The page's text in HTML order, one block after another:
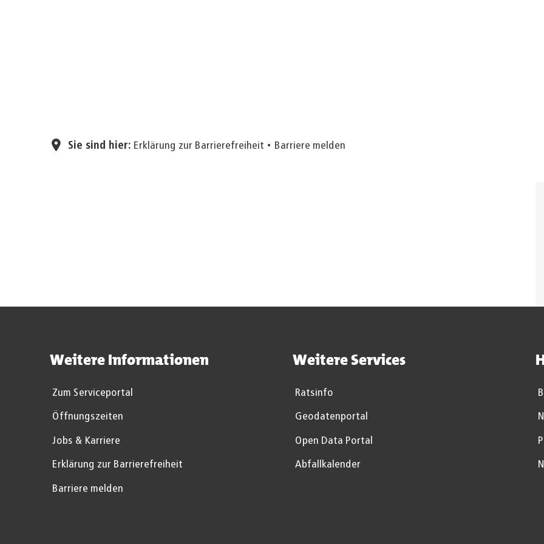
Sie sind hier: Erklärung zur Barrierefreiheit Barriere melden
Weitere Informationen
Zum Serviceportal
Öffnungszeiten
Jobs & Karriere
Erklärung zur Barrierefreiheit
Barriere melden
Weitere Services
Ratsinfo
Geodatenportal
Open Data Portal
Abfallkalender